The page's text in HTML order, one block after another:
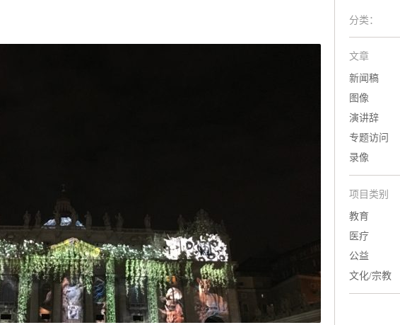
分类：
文章
新闻稿
图像
演讲辞
专题访问
录像
项目类别
教育
医疗
公益
文化/宗教